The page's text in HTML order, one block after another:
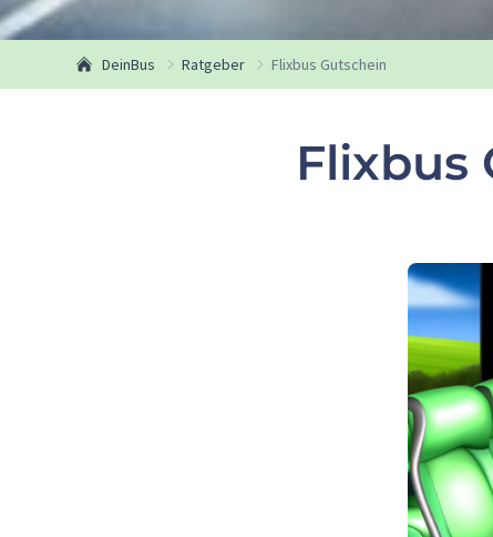
DeinBus Ratgeber Flixbus Gutschein
Flixbus